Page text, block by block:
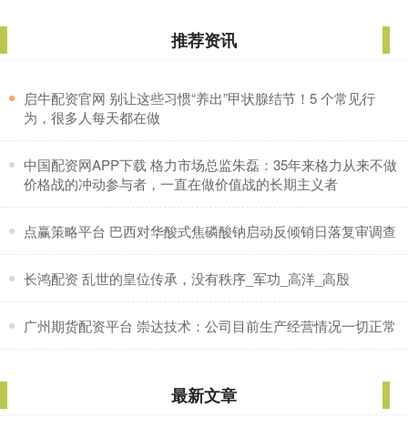
推荐资讯
​启牛配资官网 别让这些习惯“养出”甲状腺结节！5 个常见行
为，很多人每天都在做
​中国配资网APP下载 格力市场总监朱磊：35年来格力从来不做
价格战的冲动参与者，一直在做价值战的长期主义者
​点赢策略平台 巴西对华酸式焦磷酸钠启动反倾销日落复审调查
​长鸿配资 乱世的皇位传承，没有秩序_军功_高洋_高殷
​广州期货配资平台 崇达技术：公司目前生产经营情况一切正常
最新文章